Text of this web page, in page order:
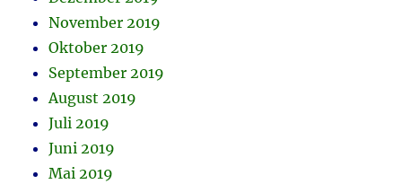
November 2019
Oktober 2019
September 2019
August 2019
Juli 2019
Juni 2019
Mai 2019